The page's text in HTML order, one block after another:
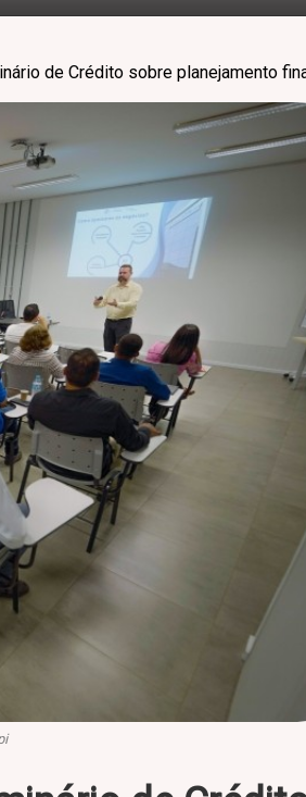
de Crédito sobre planejamento